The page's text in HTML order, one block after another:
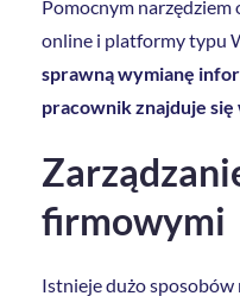
Pomocnym
online i platformy typu
sprawną wymianę
pracownik znajduje się
firmowymi
Istnieje dużo